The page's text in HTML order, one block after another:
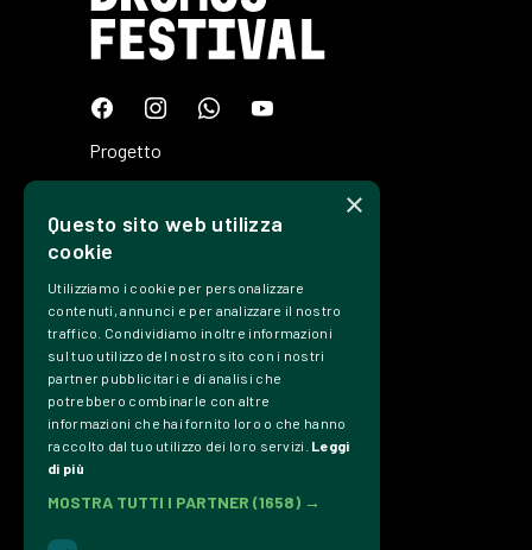
Progetto
Tickets
Precedenti
Contatti
Trasparenza
Privacy Policy
×
Questo sito web utilizza
cookie
Utilizziamo i cookie per personalizzare
contenuti, annunci e per analizzare il nostro
traffico. Condividiamo inoltre informazioni
sul tuo utilizzo del nostro sito con i nostri
partner pubblicitari e di analisi che
potrebbero combinarle con altre
informazioni che hai fornito loro o che hanno
raccolto dal tuo utilizzo dei loro servizi. Leggi
di più
MOSTRA TUTTI I PARTNER (1658) →